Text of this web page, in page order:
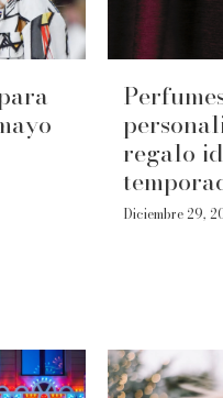
regalo
Diciembre 29,